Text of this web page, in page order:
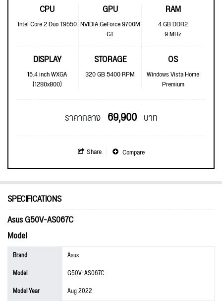
CPU
Intel Core 2 Duo T9550
GPU
NVIDIA GeForce 9700M
GT
RAM
4 GB DDR2
9 MHz
DISPLAY
15.4 inch WXGA
(1280x800)
STORAGE
320 GB 5400 RPM
OS
Windows Vista Home
Premium
ราคากลาง 69,900 บาท
Share Compare
SPECIFICATIONS
Asus G50V-AS067C
Model
Brand
Asus
Model
G50V-AS067C
Model Year
Aug 2022